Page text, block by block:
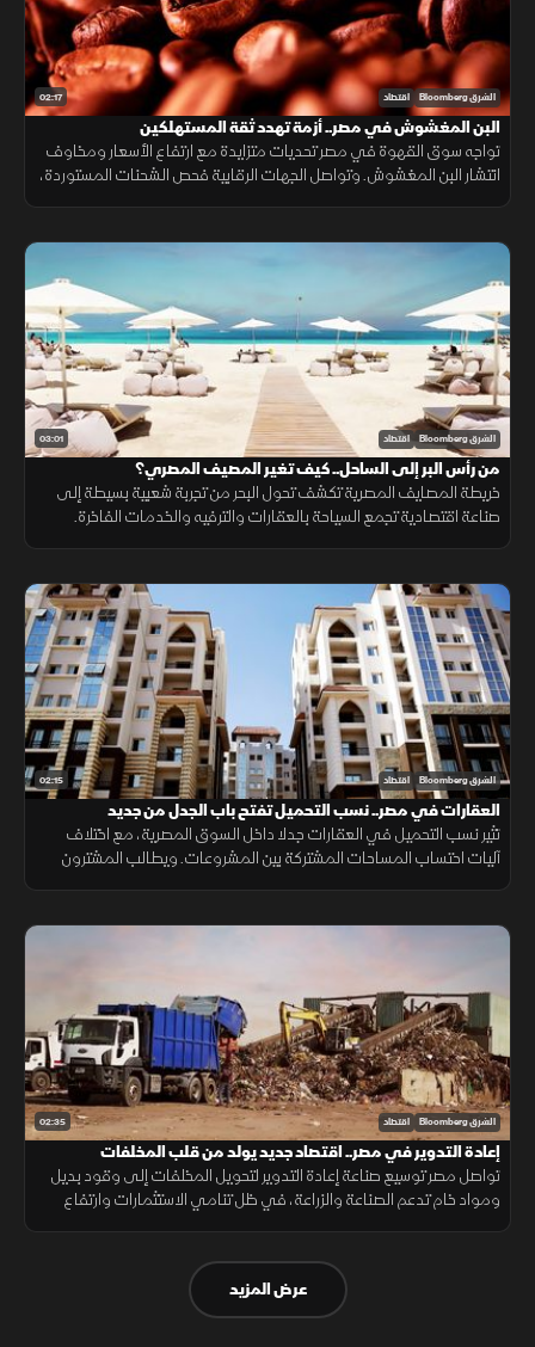
02:17 الشرق Bloomberg اقتصاد
البن المغشوش في مصر.. أزمة تهدد ثقة المستهلكين
تواجه سوق القهوة في مصر تحديات متزايدة مع ارتفاع الأسعار ومخاوف
انتشار البن المغشوش. وتواصل الجهات الرقابية فحص الشحنات المستوردة،
03:01 الشرق Bloomberg اقتصاد
من رأس البر إلى الساحل.. كيف تغير المصيف المصري؟
خريطة المصايف المصرية تكشف تحول البحر من تجربة شعبية بسيطة إلى
صناعة اقتصادية تجمع السياحة بالعقارات والترفيه والخدمات الفاخرة.
02:15 الشرق Bloomberg اقتصاد
العقارات في مصر.. نسب التحميل تفتح باب الجدل من جديد
تثير نسب التحميل في العقارات جدلا داخل السوق المصرية، مع اختلاف
آليات احتساب المساحات المشتركة بين المشروعات. ويطالب المشترون
02:35 الشرق Bloomberg اقتصاد
إعادة التدوير في مصر.. اقتصاد جديد يولد من قلب المخلفات
تواصل مصر توسيع صناعة إعادة التدوير لتحويل المخلفات إلى وقود بديل
ومواد خام تدعم الصناعة والزراعة، في ظل تنامي الاستثمارات وارتفاع
عرض المزيد